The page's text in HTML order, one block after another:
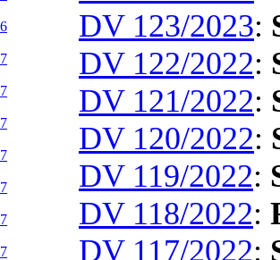
DV 123/2023:
DV 122/2022:
DV 121/2022:
DV 120/2022:
DV 119/2022:
DV 118/2022:
DV 117/2022: